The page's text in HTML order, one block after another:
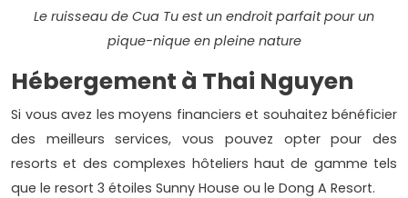
Le ruisseau de Cua Tu est un endroit parfait pour un
pique-nique en pleine nature
Hébergement à Thai Nguyen
Si vous avez les moyens financiers et souhaitez bénéficier
des meilleurs services, vous pouvez opter pour des
resorts et des complexes hôteliers haut de gamme tels
que le resort 3 étoiles Sunny House ou le Dong A Resort.